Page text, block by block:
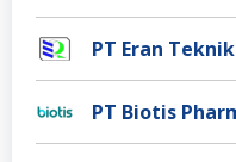
PT Eran
PT Biotis